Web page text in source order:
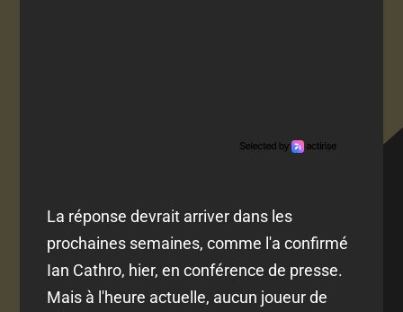
La réponse devrait arriver dans les
prochaines semaines, comme l'a confirmé
Ian Cathro, hier, en conférence de presse.
Mais à l'heure actuelle, aucun joueur de